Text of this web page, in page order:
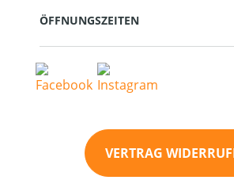
ÖFFNUNGSZEITEN
VERTRAG